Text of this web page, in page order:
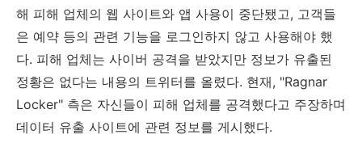
해 피해 업체의 웹 사이트와 앱 사용이 중단됐고, 고객들
은 예약 등의 관련 기능을 로그인하지 않고 사용해야 했
다. 피해 업체는 사이버 공격을 받았지만 정보가 유출된
정황은 없다는 내용의 트위터를 올렸다. 현재, "Ragnar
Locker" 측은 자신들이 피해 업체를 공격했다고 주장하며
데이터 유출 사이트에 관련 정보를 게시했다.